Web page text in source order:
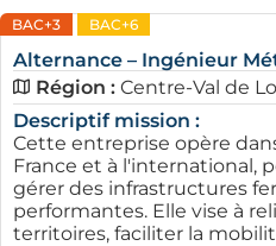
BAC+3 BAC+6
Alternance – Ingénieur
Région : Centre-Val de
Descriptif mission :
Cette entreprise opère
France et à l'international,
gérer des infrastructures
performantes. Elle vise à
territoires, faciliter la